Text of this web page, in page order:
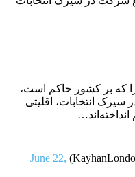
که بر کشور حاکم است،
سیرک انتخابات، اقلیتی
June 22,